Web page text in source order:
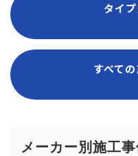
タイ
すべて
メーカー別施工